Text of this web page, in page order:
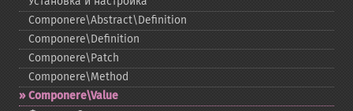
Componere\Abstract\Definition
Componere\Definition
Componere\Patch
Componere\Method
Componere\Value